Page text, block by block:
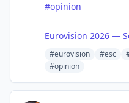
#opinion
Eurovision 2026 —
#eurovision #esc
#opinion